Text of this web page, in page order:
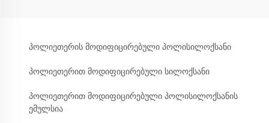
პოლიეთერის მოდიფიცირებული პოლისილოქსანი
პოლიეთერით მოდიფიცირებული სილოქსანი
პოლიეთერით მოდიფიცირებული პოლისილოქსანის
ემულსია